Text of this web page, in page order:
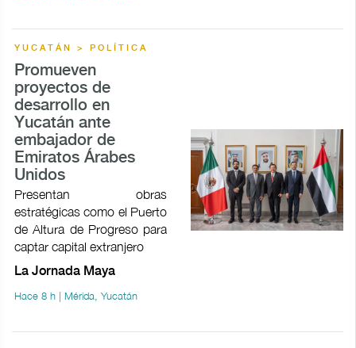
YUCATÁN > POLÍTICA
Promueven
proyectos de
desarrollo en
Yucatán ante
embajador de
Emiratos Árabes
Unidos
Presentan obras
estratégicas como el Puerto
de Altura de Progreso para
captar capital extranjero
La Jornada Maya
Hace 8 h | Mérida, Yucatán